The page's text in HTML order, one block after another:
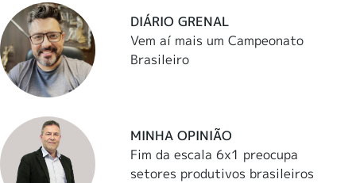
DIÁRIO GRENAL
Vem aí mais um Campeonato
Brasileiro
MINHA OPINIÃO
Fim da escala 6x1 preocupa
setores produtivos brasileiros